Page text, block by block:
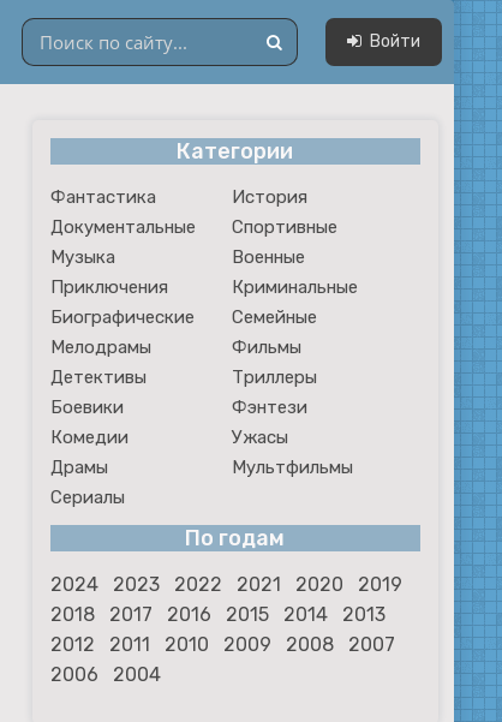
Мультфильмы
Сериалы
Войти
Категории
Фантастика
История
Документальные
Спортивные
Музыка
Военные
Приключения
Криминальные
Биографические
Семейные
Мелодрамы
Фильмы
Детективы
Триллеры
Боевики
Фэнтези
Комедии
Ужасы
Драмы
Мультфильмы
Сериалы
По годам
2024 2023 2022 2021 2020
2019
2018
2017 2016 2015 2014
2013
2012
2011 2010 2009 2008
2007
2006
2004